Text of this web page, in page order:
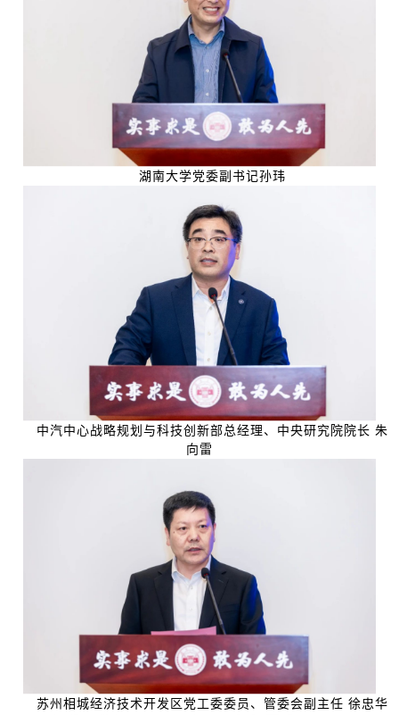
湖南大学党委副书记孙玮
中汽中心战略规划与科技创新部总经理、中央研究院院长 朱
向雷
苏州相城经济技术开发区党工委委员、管委会副主任 徐忠华